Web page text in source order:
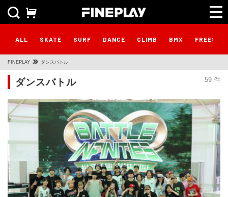
ALL SKATE SURF DANCE CLIMB BMX
FINEPLAY ダンスバトル
59 件
ダンスバトル